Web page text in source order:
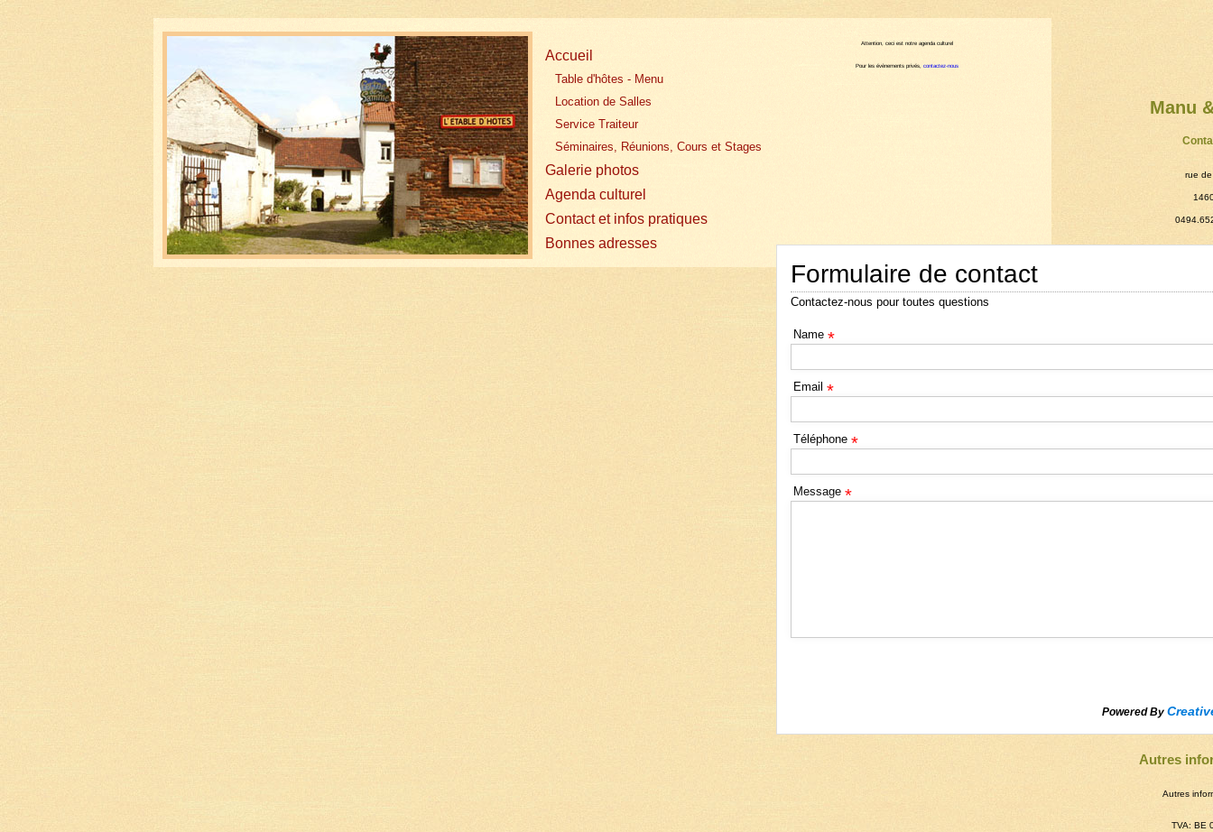
Accueil
Table d'hôtes - Menu
Location de Salles
Service Traiteur
Séminaires, Réunions, Cours et Stages
Galerie photos
Agenda culturel
Contact et infos pratiques
Bonnes adresses
Attention, ceci est notre agenda culturel
Pour les évènements privés, contactez-nous
Manu
rue
Formulaire de contact
Contactez-nous pour toutes questions
Name *
Email *
Téléphone *
Message *
Powered By
Autres
Autres
TVA: BE